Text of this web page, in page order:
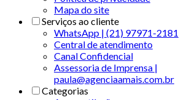
Mapa do site
Serviços ao cliente
WhatsApp | (21) 97971-2181
Central de atendimento
Canal Confidencial
Assessoria de Imprensa |
paula@agenciaamais.com.br
Categorias